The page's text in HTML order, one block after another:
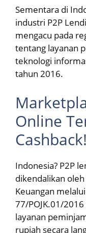
Sementara di
industri P2P
mengacu pada
tentang layanan
teknologi
tahun 2016.
Online
Cashback!
Indonesia? P2P
dikendalikan oleh
Keuangan
77/POJK.01/
layanan
rupiah secara